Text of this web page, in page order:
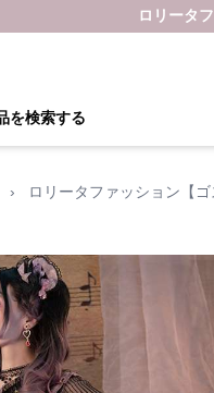
ロリータ
を検索する
› ロリータファッション【